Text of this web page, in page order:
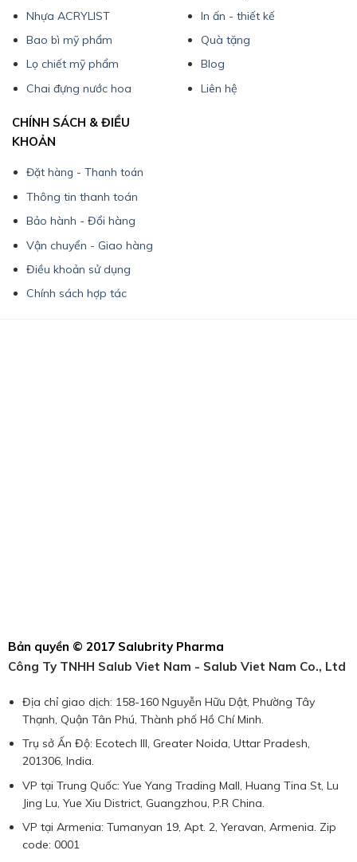
Nhựa ACRYLIST
Bao bì mỹ phẩm
Lọ chiết mỹ phẩm
Chai đựng nước hoa
In ấn - thiết kế
Quà tặng
Blog
Liên hệ
CHÍNH SÁCH & ĐIỀU
KHOẢN
Đặt hàng - Thanh toán
Thông tin thanh toán
Bảo hành - Đổi hàng
Vận chuyển - Giao hàng
Điều khoản sử dụng
Chính sách hợp tác
Bản quyền © 2017 Salubrity Pharma
Công Ty TNHH Salub Viet Nam - Salub Viet Nam Co., Ltd
Địa chỉ giao dịch: 158-160 Nguyễn Hữu Dật, Phường Tây
Thạnh, Quận Tân Phú, Thành phố Hồ Chí Minh.
Trụ sở Ấn Độ: Ecotech III, Greater Noida, Uttar Pradesh,
201306, India.
VP tại Trung Quốc: Yue Yang Trading Mall, Huang Tina St, Lu
Jing Lu, Yue Xiu District, Guangzhou, P.R China.
VP tại Armenia: Tumanyan 19, Apt. 2, Yeravan, Armenia. Zip
code: 0001